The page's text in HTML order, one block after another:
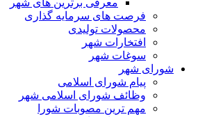
معرفی برترین های شهر
فرصت های سرمایه گذاری
محصولات تولیدی
افتخارات شهر
سوغات شهر
شورای شهر
پیام شورای اسلامی
وظائف شورای اسلامی شهر
مهم ترین مصوبات شورا